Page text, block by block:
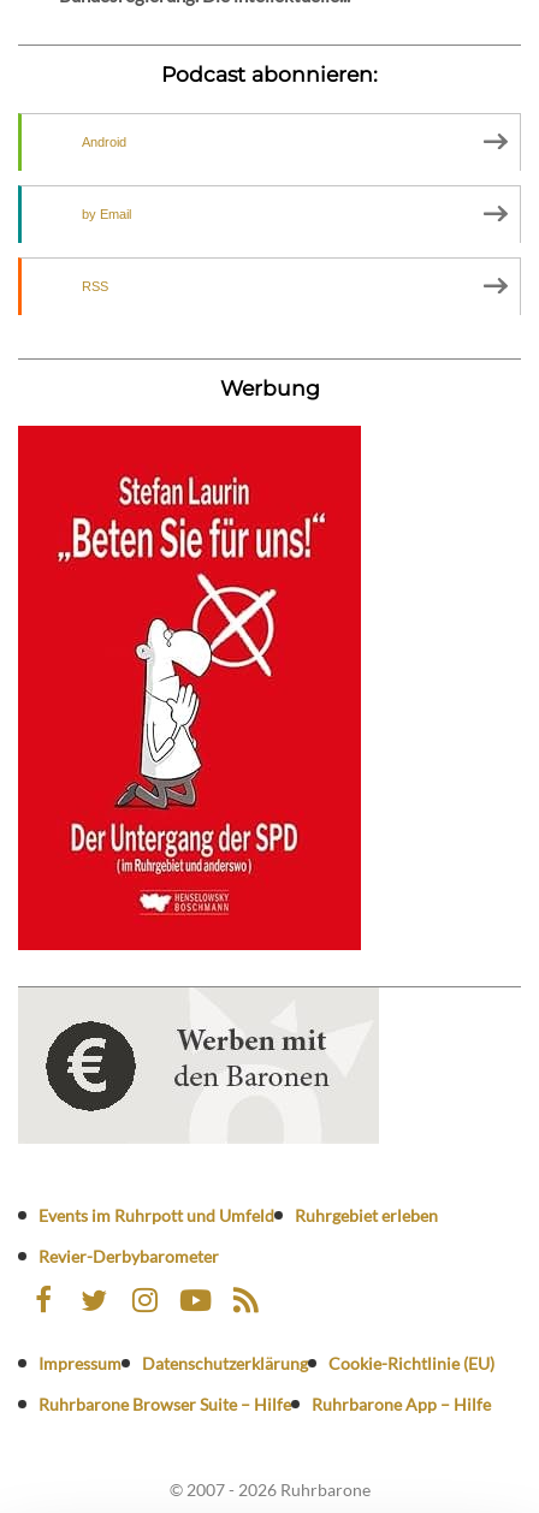
Podcast abonnieren:
Android
by Email
RSS
Werbung
Events im Ruhrpott und Umfeld
Ruhrgebiet erleben
Revier-Derbybarometer
Impressum Datenschutzerklärung
Cookie-Richtlinie (EU)
Ruhrbarone Browser Suite – Hilfe
Ruhrbarone App – Hilfe
© 2007 - 2026 Ruhrbarone